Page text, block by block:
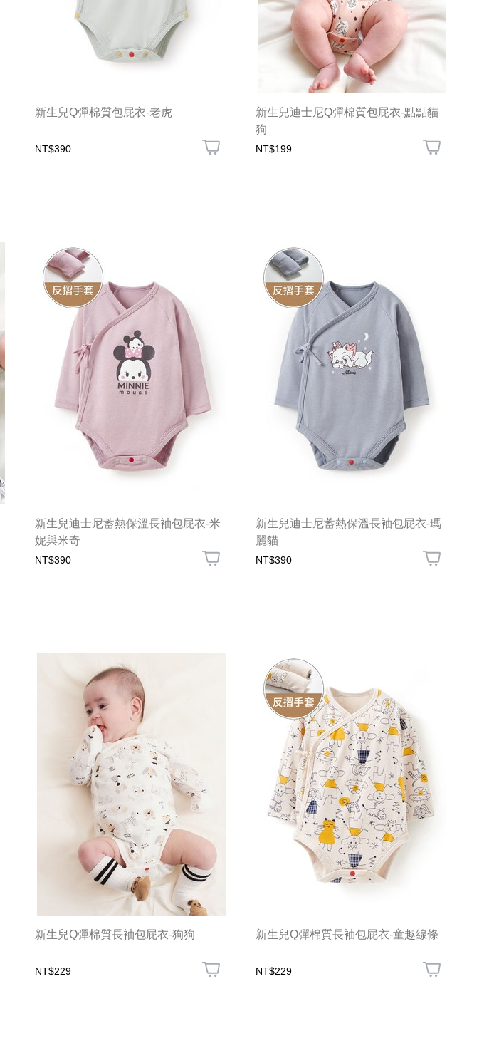
新生兒Q彈棉質包屁衣-老虎
NT$390
新生兒迪士尼Q彈棉質包屁衣-點點貓
狗
NT$199
新生兒迪士尼蓄熱保溫長袖包屁衣-米
妮與米奇
NT$390
新生兒迪士尼蓄熱保溫長袖包屁衣-瑪
麗貓
NT$390
新生兒Q彈棉質長袖包屁衣-狗狗
NT$229
新生兒Q彈棉質長袖包屁衣-童趣線條
NT$229